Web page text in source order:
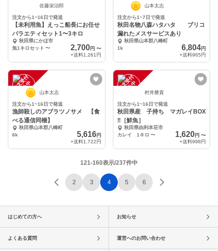
佐藤栄治郎
注文から1~16日で発送
【未利用魚】えっこ船長にお任せ
バラエティセット1〜3キロ
秋田県にかほ市
魚1キロセット 〜 2,700円 〜
+送料1,261円
山本太志
注文から1~7日で発送
秋田名物八森ハタハタ ブリコ
漏れたメスサービスあり
秋田県山本郡八峰町
1k
6,804円
+送料965円
注
文
受
付
停
止
中 山本太志
注文から1~16日で発送
漁師殺しのアブラツノサメ 【食
べる通信同梱】
秋田県山本郡八峰町
6k
5,616円
+送料1,722円
注
文
受
付
停
止
中 村井勝貴
注文から1~16日で発送
秋田県産 子持ち マガレイBOX
‼️［鮮魚］
秋田県由利本荘市
カレイ 1キロ 〜 1,620円 〜
+送料998円
121-160表示/237件中
2 3 4 5 6
はじめての方へ お知らせ
よくある質問 運営へのお問い合わせ